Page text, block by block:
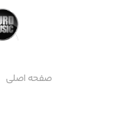
صفحه اصلی